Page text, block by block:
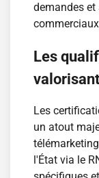
demandes
Les
Les
un atout
l'État via le